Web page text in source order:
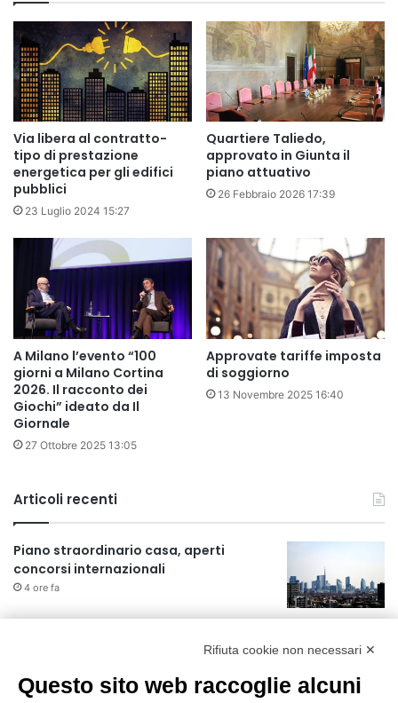
Via libera al contratto-
tipo di prestazione
energetica per gli edifici
pubblici
23 Luglio 2024 15:27
Quartiere Taliedo,
approvato in Giunta il
piano attuativo
26 Febbraio 2026 17:39
A Milano l’evento “100
giorni a Milano Cortina
2026. Il racconto dei
Giochi” ideato da Il
Giornale
27 Ottobre 2025 13:05
Approvate tariffe imposta
di soggiorno
13 Novembre 2025 16:40
Articoli recenti
Piano straordinario casa, aperti
concorsi internazionali
4 ore fa
Rifiuta cookie non necessari ✕
Questo sito web raccoglie alcuni